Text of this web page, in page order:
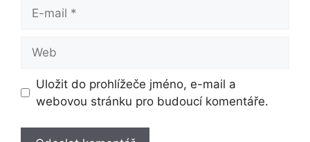
mail
Uložit do prohlížeče jméno, e-mail a
webovou stránku pro budoucí komentáře.